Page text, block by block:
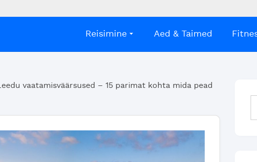
Reisimine Aed & Taimed
Leedu vaatamisväärsused – 15 parimat kohta mida pead